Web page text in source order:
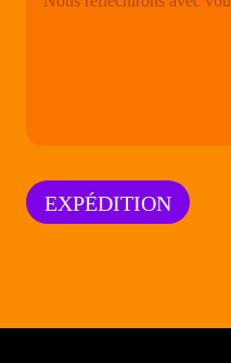
EXPÉDITION